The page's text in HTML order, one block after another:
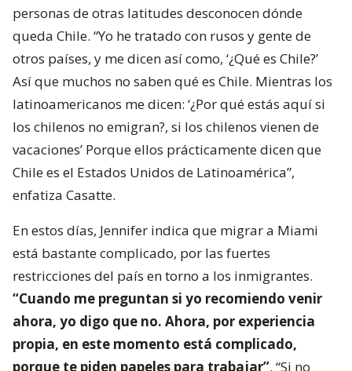
personas de otras latitudes desconocen dónde
queda Chile. “Yo he tratado con rusos y gente de
otros países, y me dicen así como, ‘¿Qué es Chile?’
Así que muchos no saben qué es Chile. Mientras los
latinoamericanos me dicen: ‘¿Por qué estás aquí si
los chilenos no emigran?, si los chilenos vienen de
vacaciones’ Porque ellos prácticamente dicen que
Chile es el Estados Unidos de Latinoamérica”,
enfatiza Casatte.
En estos días, Jennifer indica que migrar a Miami
está bastante complicado, por las fuertes
restricciones del país en torno a los inmigrantes.
“Cuando me preguntan si yo recomiendo venir
ahora, yo digo que no. Ahora, por experiencia
propia, en este momento está complicado,
porque te piden papeles para trabajar”. “Si no